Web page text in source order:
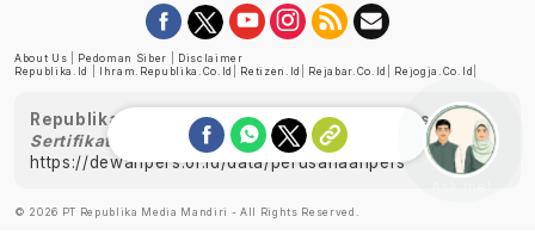
About Us Pedoman Siber
Disclaimer
Republika.id
Ihram.republika.co.id Retizen.id Rejabar.co.id Rejogja.co.id
Republika telah diverifikasi oleh Dewan Pers
Sertifikat Nomor 1058/DP-Verifikasi/K/XII/2022
https://dewanpers.or.id/data/perusahaanpers
© 2026 PT Republika Media Mandiri - All Rights Reserved.